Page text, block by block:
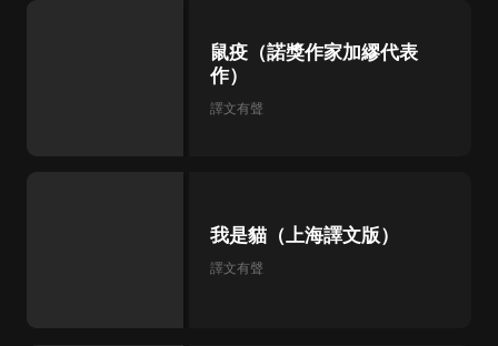
鼠疫（諾獎作家加繆代表
作）
譯文有聲
我是貓（上海譯文版）
譯文有聲